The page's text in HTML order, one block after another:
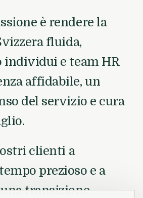
è rendere la
fluida,
individui e team HR
affidabile, un
del servizio e cura
clienti a
prezioso e a
transizione